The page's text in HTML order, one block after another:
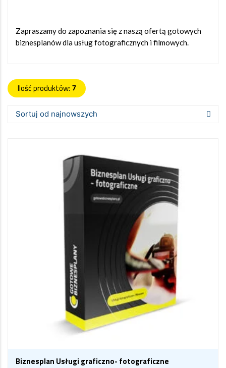
Zapraszamy do zapoznania się z naszą ofertą gotowych
biznesplanów dla usług fotograficznych i filmowych.
Ilość produktów: 7
Biznesplan Usługi graficzno- fotograficzne